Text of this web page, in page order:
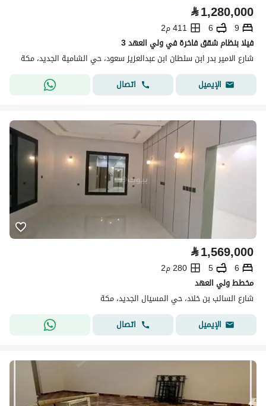
⃁1,280,000
9
6
411 م2
فيلا بنظام شقق فاخرة في ولي العهد 3
شارع الامير بدر ابن سلطان ابن عبدالعزيز سعود، حي الشامية الجديد، مكة
الإيميل
اتصال
⃁1,569,000
6
5
280 م2
مخطط ولي العهد
شارع السائب بن خلاد، حي المسيال الجديد، مكة
الإيميل
اتصال